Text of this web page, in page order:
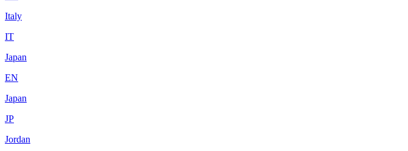
Italy
IT
Japan
EN
Japan
JP
Jordan